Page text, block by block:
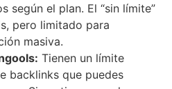
según el plan. El “sin límite”
pero limitado para
masiva.
Tienen un límite
backlinks que puedes